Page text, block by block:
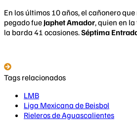
En los últimos 10 años, el cañonero
pegado fue Japhet Amador, quien en
la barda 41 ocasiones.Séptima
Tags relacionados
LMB
Liga Mexicana de Beisbol
Rieleros de Aguascalientes